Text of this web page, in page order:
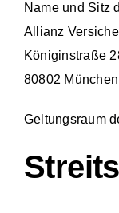
Name und Sitz
Allianz
Königinstraße
80802 München
Geltungsraum